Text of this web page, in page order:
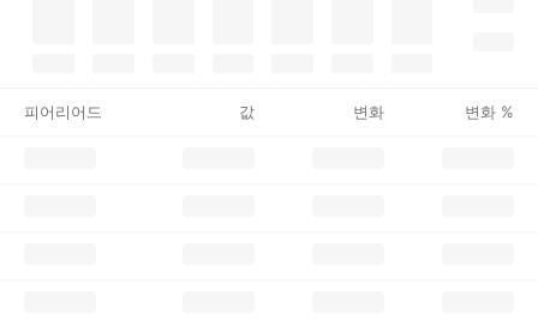
피어리어드 값 변화 변화 %